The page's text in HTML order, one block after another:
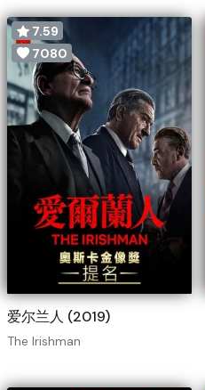
7.59
7080
爱尔兰人 (2019)
The Irishman